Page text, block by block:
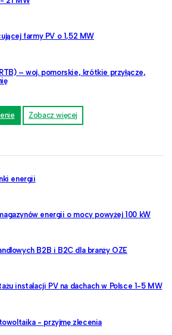
farmy PV o 1,52 MW
– woj. pomorskie, krótkie przyłącze,
Zobacz więcej
energii
energii o mocy powyżej 100 kW
B2B i B2C dla branży OZE
instalacji PV na dachach w Polsce 1-5 MW
- przyjmę zlecenia